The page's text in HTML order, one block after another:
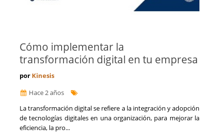
Cómo implementar la
transformación digital en tu empresa
por Kinesis
Hace 2 años
La transformación digital se refiere a la integración y adopción
de tecnologías digitales en una organización, para mejorar la
eficiencia, la pro...